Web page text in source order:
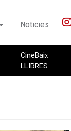
Notícies
CineBaix
LLIBRES